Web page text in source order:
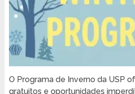
O Programa de Inverno da USP
gratuitos e oportunidades